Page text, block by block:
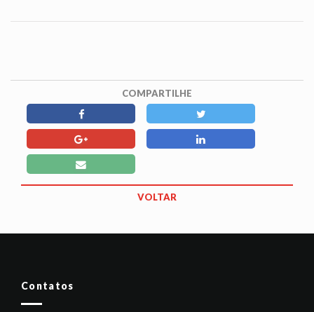
COMPARTILHE
VOLTAR
Contatos